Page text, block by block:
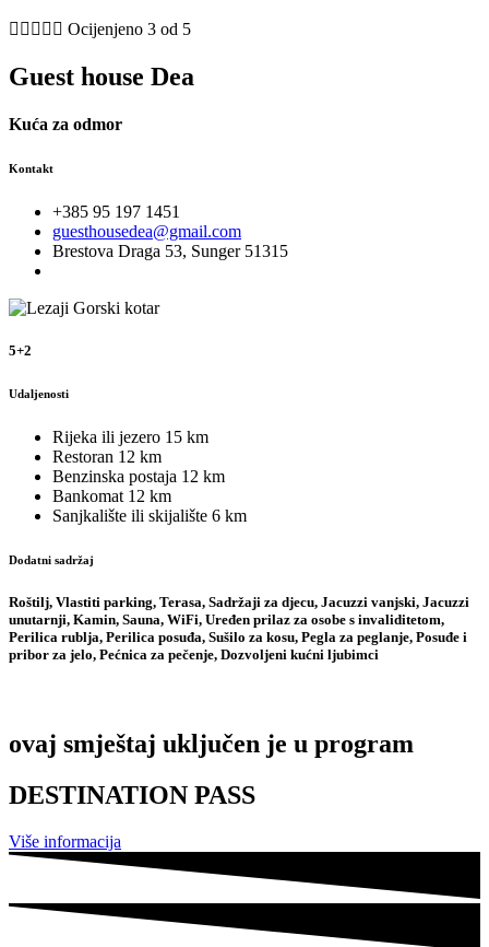
     Ocijenjeno 3 od 5
Guest house Dea
Kuća za odmor
Kontakt
+385 95 197 1451
guesthousedea@gmail.com
Brestova Draga 53, Sunger 51315
5+2
Udaljenosti
Rijeka ili jezero 15 km
Restoran 12 km
Benzinska postaja 12 km
Bankomat 12 km
Sanjkalište ili skijalište 6 km
Dodatni sadržaj
Roštilj, Vlastiti parking, Terasa, Sadržaji za djecu, Jacuzzi vanjski, Jacuzzi
unutarnji, Kamin, Sauna, WiFi, Uređen prilaz za osobe s invaliditetom,
Perilica rublja, Perilica posuđa, Sušilo za kosu, Pegla za peglanje, Posuđe i
pribor za jelo, Pećnica za pečenje, Dozvoljeni kućni ljubimci
ovaj smještaj uključen je u program
DESTINATION PASS
Više informacija